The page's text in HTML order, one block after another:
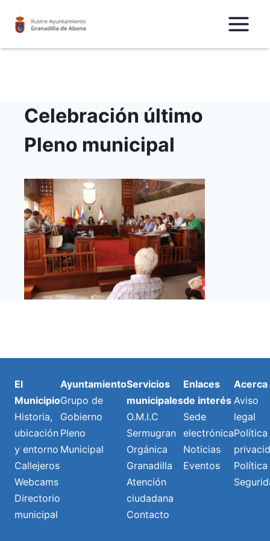
Celebración último
Pleno municipal
El
Municipio
Historia,
ubicación
y entorno
Callejeros
Webcams
Directorio
municipal
Ayuntamiento
Grupo de
Gobierno
Pleno
Municipal
Servicios
municipales
O.M.I.C
Sermugran
Orgánica
Granadilla
Atención
ciudadana
Contacto
Enlaces
de interés
Sede
electrónica
Noticias
Eventos
Acerca
Aviso
legal
Política
Política